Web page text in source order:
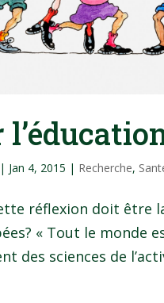
| Jan 4, 2015 | Recherche,
réflexion doit être
« Tout le monde
des sciences de